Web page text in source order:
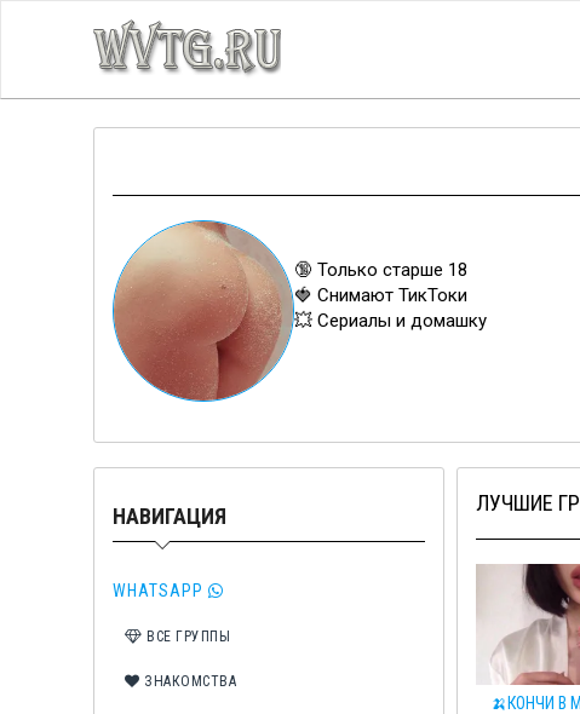
🔞 Только старше 18
🍓 Снимают ТикТоки
💥 Сериалы и домашку
НАВИГАЦИЯ
WHATSAPP
ВСЕ ГРУППЫ
ЗНАКОМСТВА
ЛУЧШИЕ
🍌КОНЧИ В